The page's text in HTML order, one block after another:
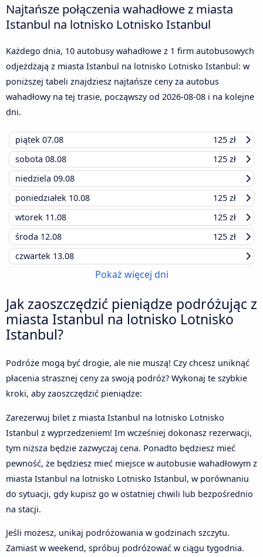
Najtańsze połączenia wahadłowe z miasta
Istanbul na lotnisko Lotnisko Istanbul
Każdego dnia, 10 autobusy wahadłowe z 1 firm autobusowych
odjeżdżają z miasta Istanbul na lotnisko Lotnisko Istanbul: w
poniższej tabeli znajdziesz najtańsze ceny za autobus
wahadłowy na tej trasie, począwszy od 2026-08-08 i na kolejne
dni.
piątek 07.08
125 zł
sobota 08.08
125 zł
niedziela 09.08
poniedziałek 10.08
125 zł
wtorek 11.08
125 zł
środa 12.08
125 zł
czwartek 13.08
Pokaż więcej dni
Jak zaoszczędzić pieniądze podróżując z
miasta Istanbul na lotnisko Lotnisko
Istanbul?
Podróże mogą być drogie, ale nie muszą! Czy chcesz uniknąć
płacenia strasznej ceny za swoją podróż? Wykonaj te szybkie
kroki, aby zaoszczędzić pieniądze:
Zarezerwuj bilet z miasta Istanbul na lotnisko Lotnisko
Istanbul z wyprzedzeniem! Im wcześniej dokonasz rezerwacji,
tym niższa będzie zazwyczaj cena. Ponadto będziesz mieć
pewność, że będziesz mieć miejsce w autobusie wahadłowym z
miasta Istanbul na lotnisko Lotnisko Istanbul, w porównaniu
do sytuacji, gdy kupisz go w ostatniej chwili lub bezpośrednio
na stacji.
Jeśli możesz, unikaj podróżowania w godzinach szczytu.
Zamiast w weekend, spróbuj podróżować w ciągu tygodnia.